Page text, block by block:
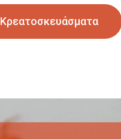
Κρεατοσκευάσματα